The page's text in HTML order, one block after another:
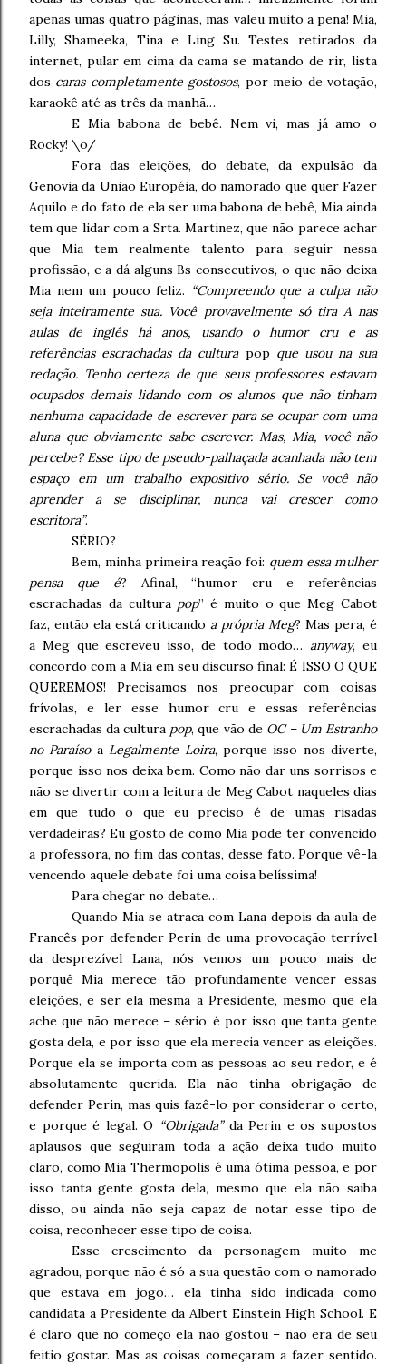
apenas umas quatro páginas, mas valeu muito a pena! Mia,
Lilly, Shameeka, Tina e Ling Su. Testes retirados da
internet, pular em cima da cama se matando de rir, lista
dos caras completamente gostosos, por meio de votação,
karaokê até as três da manhã…
E Mia babona de bebê. Nem vi, mas já amo o
Rocky! \o/
Fora das eleições, do debate, da expulsão da
Genovia da União Européia, do namorado que quer Fazer
Aquilo e do fato de ela ser uma babona de bebê, Mia ainda
tem que lidar com a Srta. Martinez, que não parece achar
que Mia tem realmente talento para seguir nessa
profissão, e a dá alguns Bs consecutivos, o que não deixa
Mia nem um pouco feliz. “Compreendo que a culpa não
seja inteiramente sua. Você provavelmente só tira A nas
aulas de inglês há anos, usando o humor cru e as
referências escrachadas da cultura pop que usou na sua
redação. Tenho certeza de que seus professores estavam
ocupados demais lidando com os alunos que não tinham
nenhuma capacidade de escrever para se ocupar com uma
aluna que obviamente sabe escrever. Mas, Mia, você não
percebe? Esse tipo de pseudo-palhaçada acanhada não tem
espaço em um trabalho expositivo sério. Se você não
aprender a se disciplinar, nunca vai crescer como
escritora”.
SÉRIO?
Bem, minha primeira reação foi: quem essa mulher
pensa que é? Afinal, “humor cru e referências
escrachadas da cultura pop” é muito o que Meg Cabot
faz, então ela está criticando a própria Meg? Mas pera, é
a Meg que escreveu isso, de todo modo…anyway, eu
concordo com a Mia em seu discurso final: É ISSO O QUE
QUEREMOS! Precisamos nos preocupar com coisas
frívolas, e ler esse humor cru e essas referências
escrachadas da cultura pop, que vão de OC – Um Estranho
no Paraísoa Legalmente Loira, porque isso nos diverte,
porque isso nos deixa bem. Como não dar uns sorrisos e
não se divertir com a leitura de Meg Cabot naqueles dias
em que tudo o que eu preciso é de umas risadas
verdadeiras? Eu gosto de como Mia pode ter convencido
a professora, no fim das contas, desse fato. Porque vê-la
vencendo aquele debate foi uma coisa belíssima!
Para chegar no debate…
Quando Mia se atraca com Lana depois da aula de
Francês por defender Perin de uma provocação terrível
da desprezível Lana, nós vemos um pouco mais de
porquê Mia merece tão profundamente vencer essas
eleições, e ser ela mesma a Presidente, mesmo que ela
ache que não merece – sério, é por isso que tanta gente
gosta dela, e por isso que ela merecia vencer as eleições.
Porque ela se importa com as pessoas ao seu redor, e é
absolutamente querida. Ela não tinha obrigação de
defender Perin, mas quis fazê-lo por considerar o certo,
e porque é legal. O “Obrigada”da Perin e os supostos
aplausos que seguiram toda a ação deixa tudo muito
claro, como Mia Thermopolis é uma ótima pessoa, e por
isso tanta gente gosta dela, mesmo que ela não saiba
disso, ou ainda não seja capaz de notar esse tipo de
coisa, reconhecer esse tipo de coisa.
Esse crescimento da personagem muito me
agradou, porque não é só a sua questão com o namorado
que estava em jogo… ela tinha sido indicada como
candidata a Presidente da Albert Einstein High School. E
é claro que no começo ela não gostou – não era de seu
feitio gostar. Mas as coisas começaram a fazer sentido.